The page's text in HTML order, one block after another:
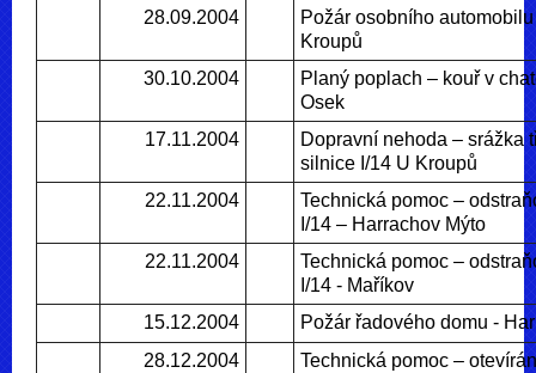
28.09.2004
Požár osobního
Kroupů
30.10.2004
Planý poplach – kouř v
Osek
17.11.2004
Dopravní nehoda – srážka
silnice I/14 U Kroupů
22.11.2004
Technická pomoc –
I/14 – Harrachov Mýto
22.11.2004
Technická pomoc –
I/14 - Maříkov
15.12.2004
Požár řadového domu -
28.12.2004
Technická pomoc –